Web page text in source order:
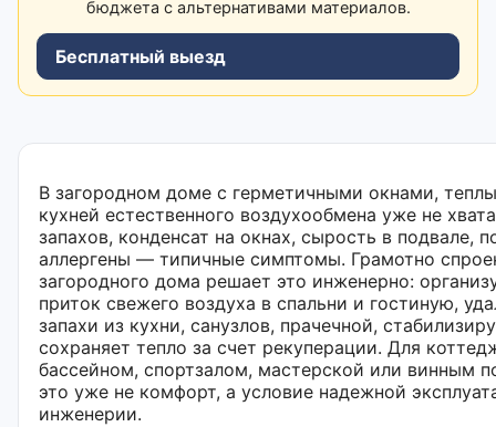
бюджета с альтернативами материалов.
Бесплатный выезд
В загородном доме с герметичными окнами,
кухней естественного воздухообмена уже не
запахов, конденсат на окнах, сырость в подвале,
аллергены — типичные симптомы. Грамотно
загородного дома решает это инженерно:
приток свежего воздуха в спальни и гостиную,
запахи из кухни, санузлов, прачечной,
сохраняет тепло за счет рекуперации. Для
бассейном, спортзалом, мастерской или винным
это уже не комфорт, а условие надежной
инженерии.